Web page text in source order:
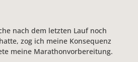
nach dem letzten Lauf noch
zog ich meine Konsequenz
meine Marathonvorbereitung.